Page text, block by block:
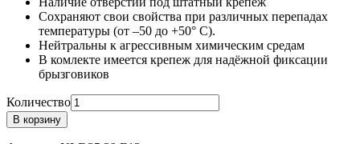
Сохраняют свои свойства при различных перепадах
температуры (от –50 до +50° С).
Нейтральны к агрессивным химическим средам
В комлекте имеется крепеж для надёжной фиксации
брызговиков
Количество
В корзину